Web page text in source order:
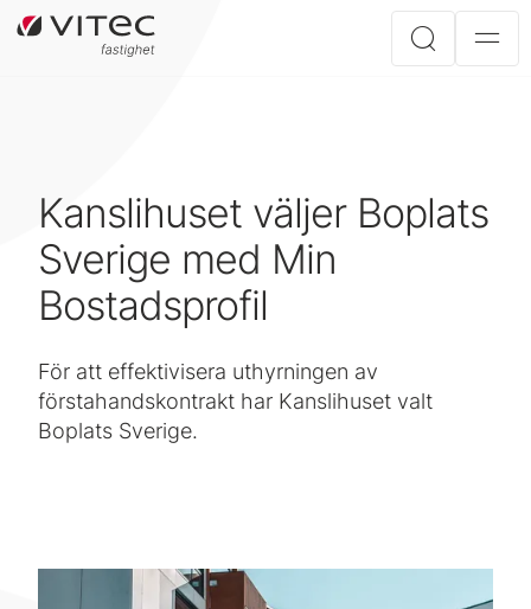
Kanslihuset väljer Boplats
Sverige med Min
Bostadsprofil
För att effektivisera uthyrningen av
förstahandskontrakt har Kanslihuset valt
Boplats Sverige.